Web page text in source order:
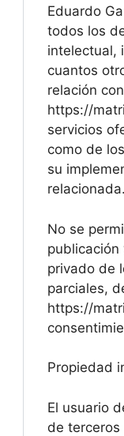
Eduardo
todos los
intelectual,
cuantos
relación
https://
servicios
como de
su
relacionada.
No se
publicación
privado de
parciales,
https://
Propiedad
El usuario
de